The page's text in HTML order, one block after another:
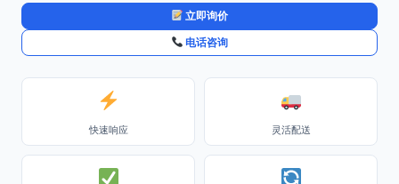
立即询价
电话咨询
快速响应 灵活配送